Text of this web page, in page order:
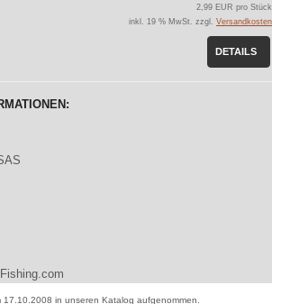
2,99 EUR pro Stück
inkl. 19 % MwSt. zzgl. Versandkosten
DETAILS
17.10.2008 in unseren Katalog aufgenommen.